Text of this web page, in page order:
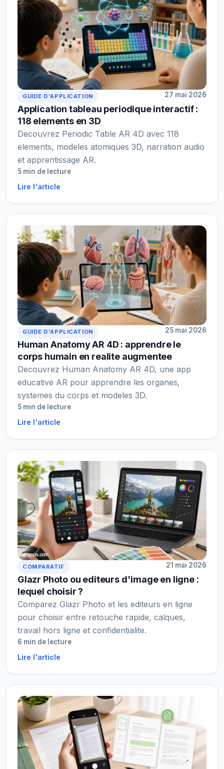
GUIDE D'APPLICATION 27 mai 2026
Application tableau periodique interactif :
118 elements en 3D
Decouvrez Periodic Table AR 4D avec 118
elements, modeles atomiques 3D, narration audio
et apprentissage AR.
5 min de lecture
Lire l'article
GUIDE D'APPLICATION 25 mai 2026
Human Anatomy AR 4D : apprendre le
corps humain en realite augmentee
Decouvrez Human Anatomy AR 4D, une app
educative AR pour apprendre les organes,
systemes du corps et modeles 3D.
5 min de lecture
Lire l'article
COMPARATIF 21 mai 2026
Glazr Photo ou editeurs d'image en ligne :
lequel choisir ?
Comparez Glazr Photo et les editeurs en ligne
pour choisir entre retouche rapide, calques,
travail hors ligne et confidentialite.
6 min de lecture
Lire l'article